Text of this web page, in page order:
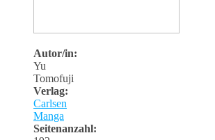
Autor/in:
Yu
Tomofuji
Verlag:
Carlsen
Manga
Seitenanzahl: